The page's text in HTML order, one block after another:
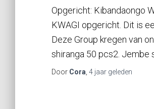
Opgericht: Kibandaongo
KWAGI opgericht. Dit is
Deze Group kregen van
shiranga 50 pcs2. Jembe
Door Cora 4 jaar geleden